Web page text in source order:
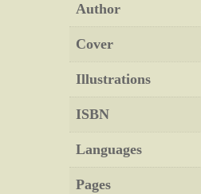
Author
Cover
Illustrations
ISBN
Languages
Pages